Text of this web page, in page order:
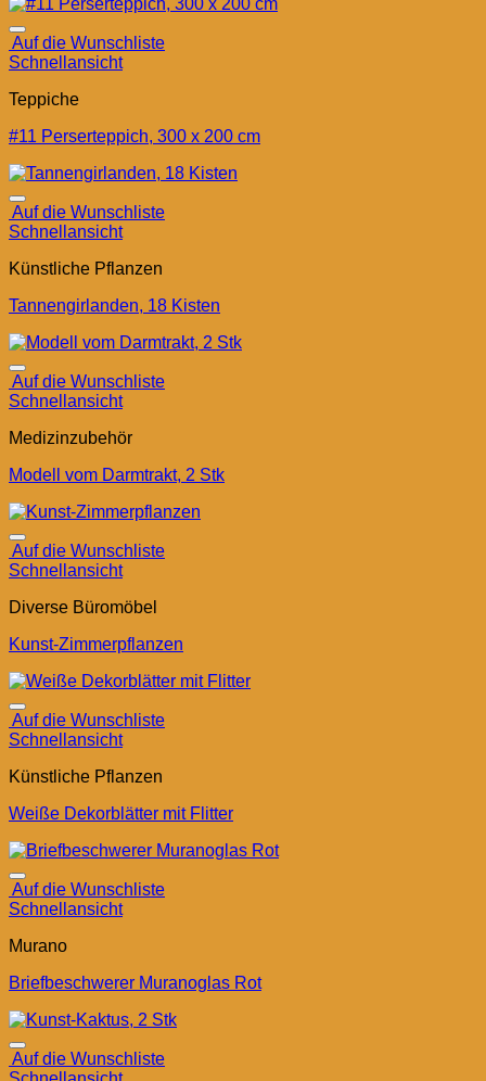
Auf die Wunschliste
Schnellansicht
Teppiche
#11 Perserteppich, 300 x 200 cm
Auf die Wunschliste
Schnellansicht
Künstliche Pflanzen
Tannengirlanden, 18 Kisten
Auf die Wunschliste
Schnellansicht
Medizinzubehör
Modell vom Darmtrakt, 2 Stk
Auf die Wunschliste
Schnellansicht
Diverse Büromöbel
Kunst-Zimmerpflanzen
Auf die Wunschliste
Schnellansicht
Künstliche Pflanzen
Weiße Dekorblätter mit Flitter
Auf die Wunschliste
Schnellansicht
Murano
Briefbeschwerer Muranoglas Rot
Auf die Wunschliste